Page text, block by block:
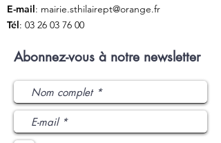
E-mail: mairie.sthilairept@orange.fr
Tél: 03 26 03 76 00
Abonnez-vous à notre newsletter